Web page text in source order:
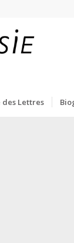
des Lettres